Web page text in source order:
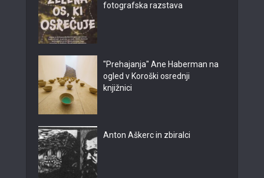
fotografska razstava
"Prehajanja" Ane Haberman na
ogled v Koroški osrednji
knjižnici
Anton Aškerc in zbiralci